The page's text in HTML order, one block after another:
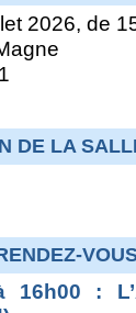
2026, de
DE LA
16h00 :